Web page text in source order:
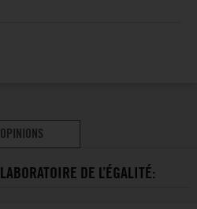
OPINIONS
DE L’ÉGALITÉ: